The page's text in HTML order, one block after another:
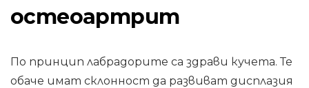
остеоартрит
По принцип лабрадорите са здрави кучета. Те
обаче имат склонност да развиват дисплазия